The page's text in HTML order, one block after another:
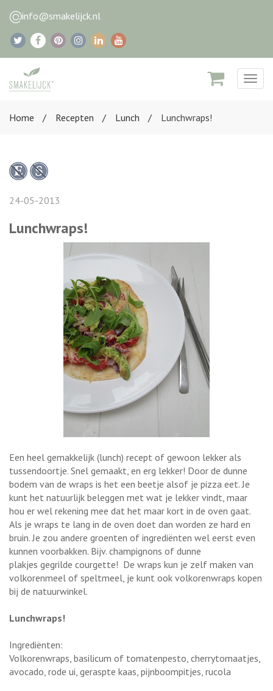
info@smakelijck.nl
Home
Recepten Lunch Lunchwraps!
24-05-2013
Lunchwraps!
Een heel gemakkelijk (lunch) recept of gewoon lekker als
tussendoortje. Snel gemaakt, en erg lekker! Door de dunne
bodem van de wraps is het een beetje alsof je pizza eet. Je
kunt het natuurlijk beleggen met wat je lekker vindt, maar
hou er wel rekening mee dat het maar kort in de oven gaat.
Als je wraps te lang in de oven doet dan worden ze hard en
bruin. Je zou andere groenten of ingrediënten wel eerst even
kunnen voorbakken. Bijv. champignons of dunne
plakjes gegrilde courgette! De wraps kun je zelf maken van
volkorenmeel of speltmeel, je kunt ook volkorenwraps kopen
bij de natuurwinkel.
Lunchwraps!
Ingrediënten:
Volkorenwraps, basilicum of tomatenpesto, cherrytomaatjes,
avocado, rode ui, geraspte kaas, pijnboompitjes, rucola